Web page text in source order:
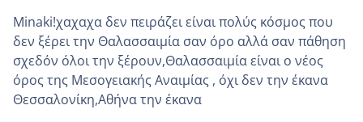
Minaki!χαχαχα δεν πειράζει είναι πολύς κόσμος που
δεν ξέρει την Θαλασσαιμία σαν όρο αλλά σαν πάθηση
σχεδόν όλοι την ξέρουν,Θαλασσαιμία είναι ο νέος
όρος της Μεσογειακής Αναιμίας , όχι δεν την έκανα
Θεσσαλονίκη,Αθήνα την έκανα